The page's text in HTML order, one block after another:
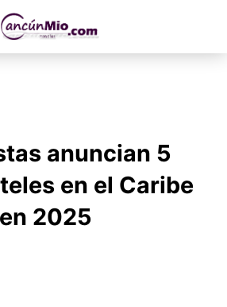
anuncian 5
en el Caribe
2025